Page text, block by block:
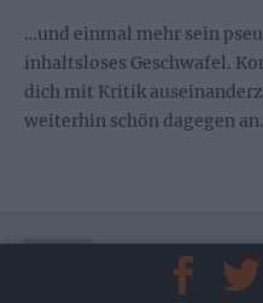
…und einmal mehr sein
inhaltsloses Geschwafel.
dich mit Kritik
weiterhin schön dagegen
sagt: